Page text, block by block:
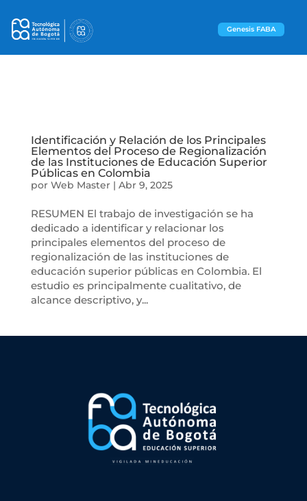
Genesis FABA
Identificación y Relación de los Principales
Elementos del Proceso de Regionalización
de las Instituciones de Educación Superior
Públicas en Colombia
por Web Master| Abr 9, 2025
RESUMEN El trabajo de investigación se ha
dedicado a identificar y relacionar los
principales elementos del proceso de
regionalización de las instituciones de
educación superior públicas en Colombia. El
estudio es principalmente cualitativo, de
alcance descriptivo, y...